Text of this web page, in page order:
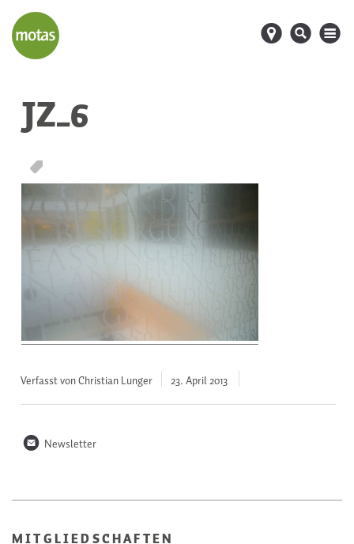
d s M
JZ_6
T
Verfasst von Christian Lunger 23. April2013
n Newsletter
MITGLIEDSCHAFTEN